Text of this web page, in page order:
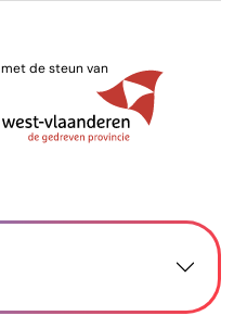
met de steun van